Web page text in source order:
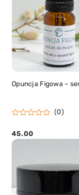
Opuncja Figowa –
(0)
Cena:
45.00